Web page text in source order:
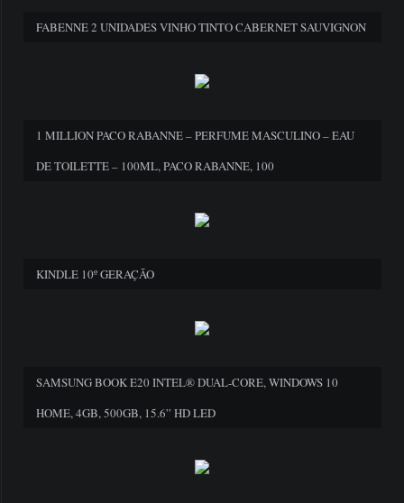
FABENNE 2 UNIDADES VINHO TINTO CABERNET SAUVIGNON
1 MILLION PACO RABANNE – PERFUME MASCULINO – EAU
DE TOILETTE – 100ML, PACO RABANNE, 100
KINDLE 10º GERAÇÃO
SAMSUNG BOOK E20 INTEL® DUAL-CORE, WINDOWS 10
HOME, 4GB, 500GB, 15.6” HD LED